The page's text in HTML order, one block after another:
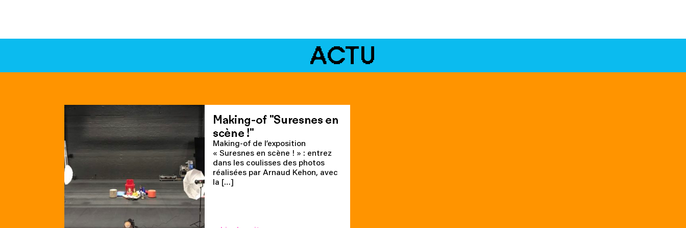
ACTU
Making-of "Suresnes en
scène !"
Making-of de l’exposition
« Suresnes en scène ! » : entrez
dans les coulisses des photos
réalisées par Arnaud Kehon, avec
la […]